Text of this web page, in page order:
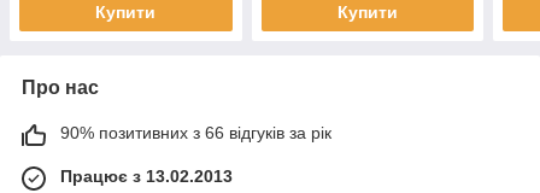
Купити Купити
Про нас
90% позитивних з 66 відгуків за рік
Працює з 13.02.2013